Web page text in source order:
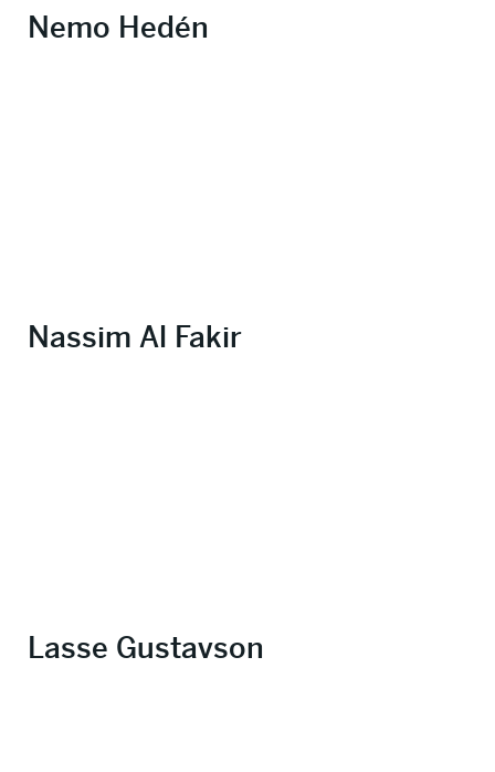
Nemo Hedén
Nassim Al Fakir
Lasse Gustavson